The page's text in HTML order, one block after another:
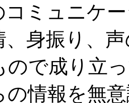
コミュニケ
、身振り、
ので成り立
の情報を無